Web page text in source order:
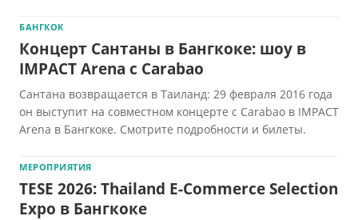
БАНГКОК
Концерт Сантаны в Бангкоке: шоу в
IMPACT Arena с Carabao
Сантана возвращается в Таиланд: 29 февраля 2016 года
он выступит на совместном концерте с Carabao в IMPACT
Arena в Бангкоке. Смотрите подробности и билеты.
МЕРОПРИЯТИЯ
TESE 2026: Thailand E-Commerce Selection
Expo в Бангкоке